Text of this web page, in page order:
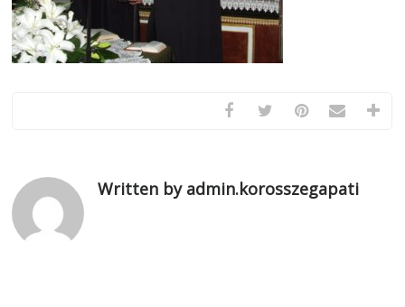
Written by admin.korosszegapati